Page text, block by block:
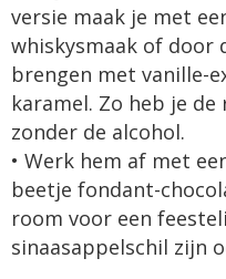
versie maak je met
whiskysmaak of door
brengen met vanille-
karamel. Zo heb je
zonder de alcohol.
• Werk hem af met
beetje fondant-
room voor een
sinaasappelschil zijn